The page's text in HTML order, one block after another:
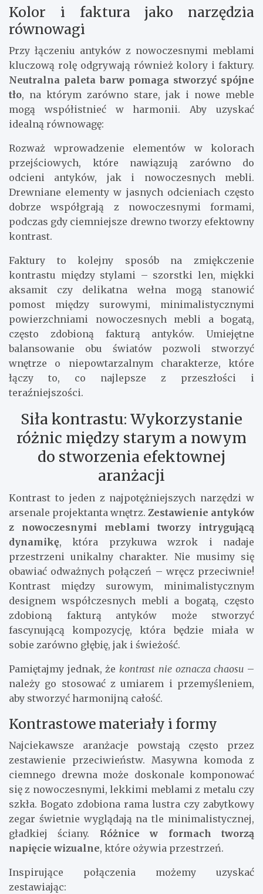
Kolor i faktura jako narzędzia
równowagi
Przy łączeniu antyków z nowoczesnymi meblami
kluczową rolę odgrywają również kolory i faktury.
Neutralna paleta barw pomaga stworzyć spójne
tło, na którym zarówno stare, jak i nowe meble
mogą współistnieć w harmonii. Aby uzyskać
idealną równowagę:
Rozważ wprowadzenie elementów w kolorach
przejściowych, które nawiązują zarówno do
odcieni antyków, jak i nowoczesnych mebli.
Drewniane elementy w jasnych odcieniach często
dobrze współgrają z nowoczesnymi formami,
podczas gdy ciemniejsze drewno tworzy efektowny
kontrast.
Faktury to kolejny sposób na zmiękczenie
kontrastu między stylami – szorstki len, miękki
aksamit czy delikatna wełna mogą stanowić
pomost między surowymi, minimalistycznymi
powierzchniami nowoczesnych mebli a bogatą,
często zdobioną fakturą antyków. Umiejętne
balansowanie obu światów pozwoli stworzyć
wnętrze o niepowtarzalnym charakterze, które
łączy to, co najlepsze z przeszłości i
teraźniejszości.
Siła kontrastu: Wykorzystanie
różnic między starym a nowym
do stworzenia efektownej
aranżacji
Kontrast to jeden z najpotężniejszych narzędzi w
arsenale projektanta wnętrz. Zestawienie antyków
z nowoczesnymi meblami tworzy intrygującą
dynamikę, która przykuwa wzrok i nadaje
przestrzeni unikalny charakter. Nie musimy się
obawiać odważnych połączeń – wręcz przeciwnie!
Kontrast między surowym, minimalistycznym
designem współczesnych mebli a bogatą, często
zdobioną fakturą antyków może stworzyć
fascynującą kompozycję, która będzie miała w
sobie zarówno głębię, jak i świeżość.
Pamiętajmy jednak, żekontrast nie oznacza chaosu –
należy go stosować z umiarem i przemyśleniem,
aby stworzyć harmonijną całość.
Kontrastowe materiały i formy
Najciekawsze aranżacje powstają często przez
zestawienie przeciwieństw. Masywna komoda z
ciemnego drewna może doskonale komponować
się z nowoczesnymi, lekkimi meblami z metalu czy
szkła. Bogato zdobiona rama lustra czy zabytkowy
zegar świetnie wyglądają na tle minimalistycznej,
gładkiej ściany. Różnice w formach tworzą
napięcie wizualne, które ożywia przestrzeń.
Inspirujące połączenia możemy uzyskać
zestawiając: